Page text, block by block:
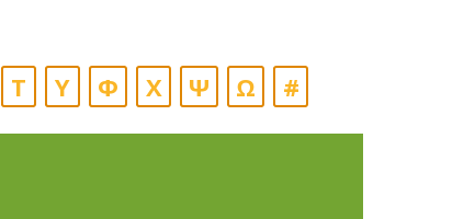
Τ Υ Φ Χ Ψ Ω #